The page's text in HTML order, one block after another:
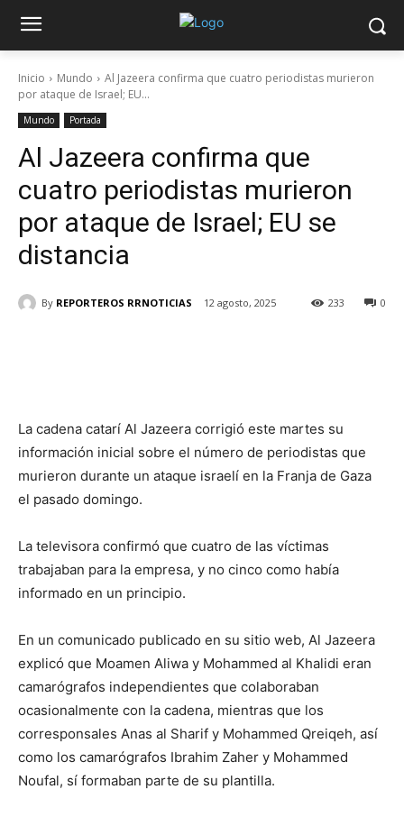
Inicio Mundo
Al Jazeera confirma que cuatro periodistas murieron
por ataque de Israel; EU...
Mundo Portada
Al Jazeera confirma que
cuatro periodistas murieron
por ataque de Israel; EU se
distancia
By REPORTEROS RRNOTICIAS 12 agosto, 2025 0
233
La cadena catarí Al Jazeera corrigió este martes su
información inicial sobre el número de periodistas que
murieron durante un ataque israelí en la Franja de Gaza
el pasado domingo.
La televisora confirmó que cuatro de las víctimas
trabajaban para la empresa, y no cinco como había
informado en un principio.
En un comunicado publicado en su sitio web, Al Jazeera
explicó que Moamen Aliwa y Mohammed al Khalidi eran
camarógrafos independientes que colaboraban
ocasionalmente con la cadena, mientras que los
corresponsales Anas al Sharif y Mohammed Qreiqeh, así
como los camarógrafos Ibrahim Zaher y Mohammed
Noufal, sí formaban parte de su plantilla.